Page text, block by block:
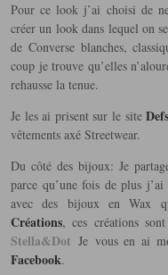
Pour ce look j’ai choisi de
créer un look dans lequel on
de Converse blanches,
coup je trouve qu’elles
rehausse la tenue.
Je les ai prisent sur le site
vêtements axé Streetwear.
Du côté des bijoux: Je
parce qu’une fois de plus
avec des bijoux en Wax
Créations, ces créations
Stella&Dot Je vous en ai
Facebook.